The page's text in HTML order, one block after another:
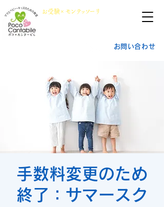
​お受験× モンテッソーリ
お問い合わせ
手数料変更のため
終了：サマースク